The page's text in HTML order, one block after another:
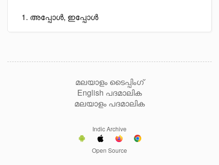
അപ്പോൾ, ഇപ്പോൾ
മലയാളം ടൈപ്പിംഗ്
English പദമാലിക
മലയാളം പദമാലിക
Indic Archive
Open Source